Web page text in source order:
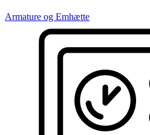
Armature og Emhætte